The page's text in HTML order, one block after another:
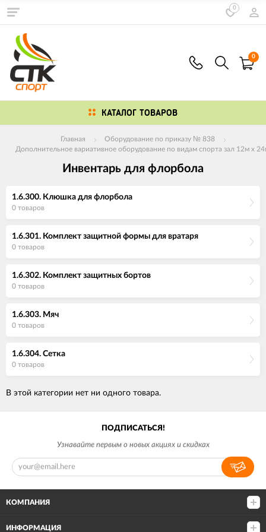
0
0
КАТАЛОГ ТОВАРОВ
Главная
Оборудование по приказу № 838
Дополнительное вариативное оборудование по видам спорта зал 12м х
Инвентарь для флорбола
1.6.300. Клюшка для флорбола
0 товаров
1.6.301. Комплект защитной формы для вратаря
0 товаров
1.6.302. Комплект защитных бортов
0 товаров
1.6.303. Мяч
0 товаров
1.6.304. Сетка
0 товаров
В этой категории нет ни одного товара.
ПОДПИСАТЬСЯ!
Узнавайте первым о новых акциях и скидках
КОМПАНИЯ
ИНФОРМАЦИЯ